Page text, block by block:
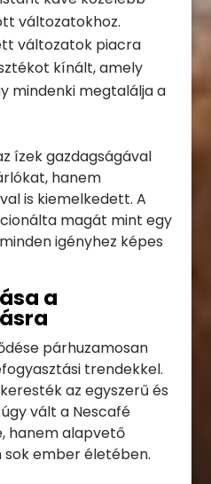
változatokhoz.
változatok piacra
kínált, amely
mindenki megtalálja a
ízek gazdagságával
hanem
is kiemelkedett. A
magát mint egy
igényhez képes
a
párhuzamosan
trendekkel.
az egyszerű és
vált a Nescafé
hanem alapvető
sok ember életében.